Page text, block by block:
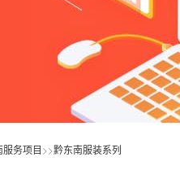
务项目>>黔东南服装系列